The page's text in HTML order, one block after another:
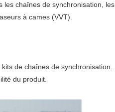
les chaînes de synchronisation, les
à cames (VVT).
de chaînes de synchronisation.
du produit.